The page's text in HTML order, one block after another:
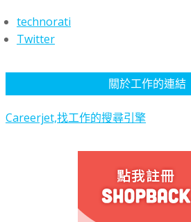
technorati
Twitter
關於工作的連結
Careerjet,找工作的搜尋引擎